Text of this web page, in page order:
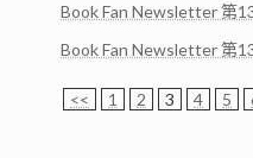
Book Fan Newsletter 第
Book Fan Newsletter 第
<< 1 2 3 4 5